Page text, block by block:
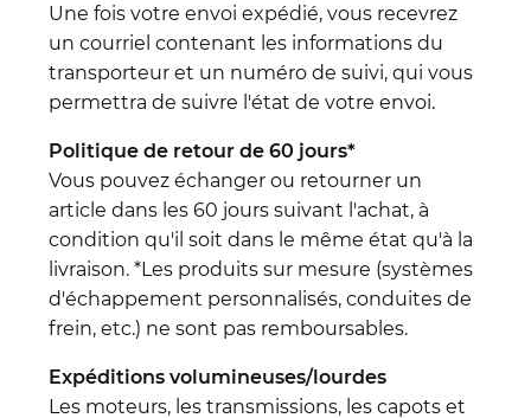
Une fois votre envoi expédié, vous recevrez
un courriel contenant les informations du
transporteur et un numéro de suivi, qui vous
permettra de suivre l'état de votre envoi.
Politique de retour de 60 jours*
Vous pouvez échanger ou retourner un
article dans les 60 jours suivant l'achat, à
condition qu'il soit dans le même état qu'à la
livraison. *Les produits sur mesure (systèmes
d'échappement personnalisés, conduites de
frein, etc.) ne sont pas remboursables.
Expéditions volumineuses/lourdes
Les moteurs, les transmissions, les capots et